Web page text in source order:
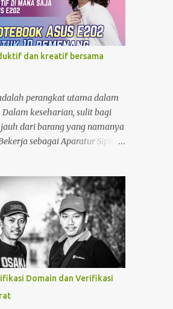
dipakai kakak. Apalagi kalau
kehabisan baterai,
di warung atau toko. nggak
asal maen colok-colokin.
dan kreatif bersama
perangkat utama dalam
Dalam keseharian, sulit bagi
dari barang yang namanya
sebagai Aparatur Sipil
saya sangat bergantung
Tak hanya itu, sebagai
memiliki hobby fotografi ,
saya gunakan untuk
dan mempublishnya ke
yang saya miliki,
foto dari kamera DSLR
Storage maupun backup ke
Domain dan Verifikasi